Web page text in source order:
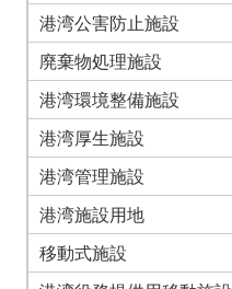
港湾公害防止施設
廃棄物処理施設
港湾環境整備施設
港湾厚生施設
港湾管理施設
港湾施設用地
移動式施設